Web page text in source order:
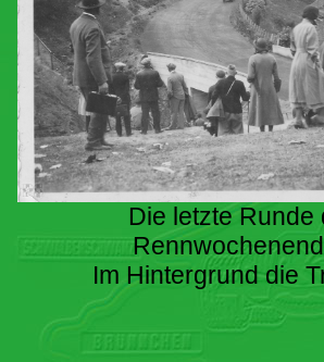
Die letzte Runde
Im Hintergrund die